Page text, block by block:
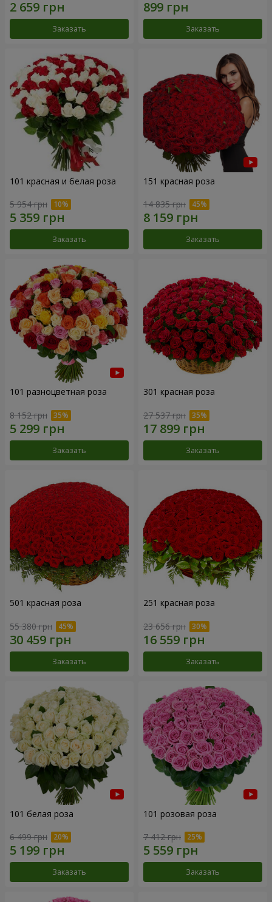
Заказать Заказать
101 красная и белая роза
5 954 грн
Заказать
151 красная роза
14 835 грн
Заказать
101 разноцветная роза
8 152 грн
Заказать
301 красная роза
27 537 грн
Заказать
501 красная роза
55 380 грн
Заказать
251 красная роза
23 656 грн
Заказать
101 белая роза
6 499 грн
Заказать
101 розовая роза
7 412 грн
Заказать